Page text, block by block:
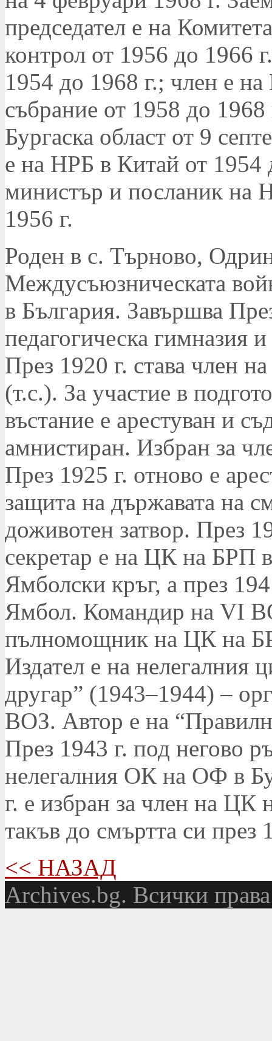
председател е на
контрол от 1956 до 1966
1954 до 1968 г.; член е
събрание от 1958 до 1968
Бургаска област от 9
е на НРБ в Китай от
министър и посланик на
1956 г.
Роден в с. Търново,
Междусъюзническата
в България. Завършва
педагогическа гимназия
През 1920 г. става член
(т.с.). За участие в
въстание е арестуван и
амнистиран. Избран за
През 1925 г. отново е
защита на държавата на
доживотен затвор. През
секретар е на ЦК на БРП
Ямболски кръг, а през
Ямбол. Командир на VI
пълномощник на ЦК на
Издател е на нелегалния
другар” (1943–1944) –
ВОЗ. Автор е на
През 1943 г. под негово
нелегалния ОК на ОФ в
г. е избран за член на ЦК
такъв до смъртта си през
<< НАЗАД
Аrchives.bg. Всички права